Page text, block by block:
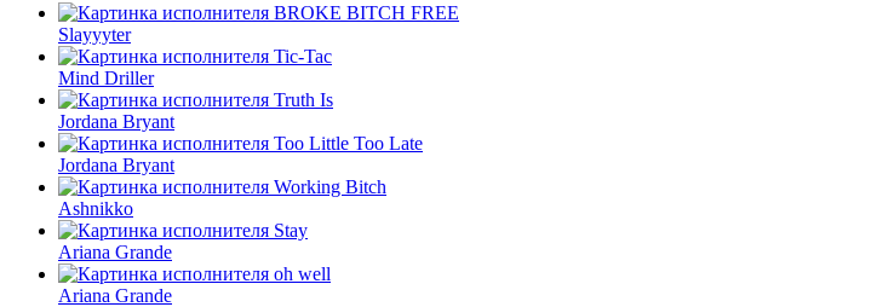
BROKE BITCH FREE
Slayyyter
Tic-Tac
Mind Driller
Truth Is
Jordana Bryant
Too Little Too Late
Jordana Bryant
Working Bitch
Ashnikko
Stay
Ariana Grande
oh well
Ariana Grande